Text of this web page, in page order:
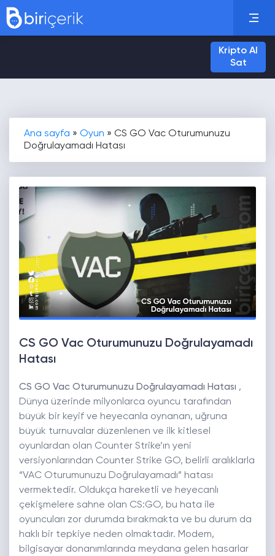
Kripto Al
Sat
Ana sayfa » Oyun » CS GO Vac Oturumunuzu
Doğrulayamadı Hatası
CS GO Vac Oturumunuzu Doğrulayamadı
Hatası
CS GO Vac Oturumunuzu Doğrulayamadı Hatası ,
Dünya üzerinde milyonlarca oyuncu tarafından
büyük bir keyif ve heyecanla oynanan, uğruna
büyük turnuvalar düzenlenen ve ilk kitlesel
oyunlardan olan Counter Strike’ın yeni
versiyonlarından Counter Strike GO, belirli aralıklarla
“VAC Oturumunuzu Doğrulayamadı” hatası
vermektedir. Oldukça hareketli ve heyecanlı
çekişmelere sahne olan CS:GO, bu hata ile
oyuncuları zor durumda bırakmakta ve bu durum da
haklı bir tepkiye neden olmaktadır. Modem,
bilgisayar donanımlarında meydana gelen hasarlar